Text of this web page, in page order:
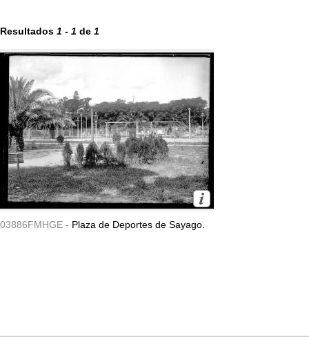
Resultados 1 - 1 de 1
03886FMHGE - Plaza de Deportes de Sayago.